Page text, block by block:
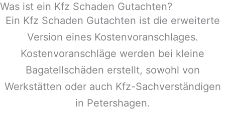
Was ist ein Kfz Schaden Gutachten?
Ein Kfz Schaden Gutachten ist die erweiterte
Version eines Kostenvoranschlages.
Kostenvoranschläge werden bei kleine
Bagatellschäden erstellt, sowohl von
Werkstätten oder auch Kfz-Sachverständigen
in Petershagen.